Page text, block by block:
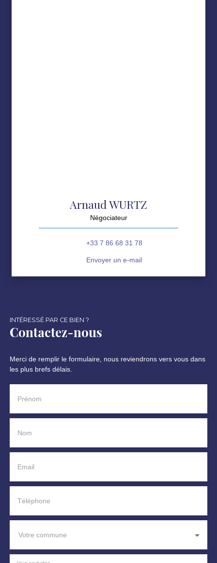
Arnaud WURTZ
Négociateur
+33 7 86 68 31 78
Envoyer un e-mail
INTÉRESSÉ PAR CE BIEN ?
Contactez-nous
Merci de remplir le formulaire, nous reviendrons vers vous dans
les plus brefs délais.
Prénom
Nom
Email
Téléphone
Votre commune